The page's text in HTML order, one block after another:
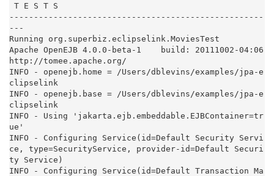
----------------------------------------------------
---
Running org.superbiz.eclipselink.MoviesTest
Apache OpenEJB 4.0.0-beta-1    build: 20111002-04:06
http://tomee.apache.org/
INFO - openejb.home = /Users/dblevins/examples/jpa-e
clipselink
INFO - openejb.base = /Users/dblevins/examples/jpa-e
clipselink
INFO - Using 'jakarta.ejb.embeddable.EJBContainer=tr
ue'
INFO - Configuring Service(id=Default Security Servi
ce, type=SecurityService, provider-id=Default Securi
ty Service)
INFO - Configuring Service(id=Default Transaction Ma